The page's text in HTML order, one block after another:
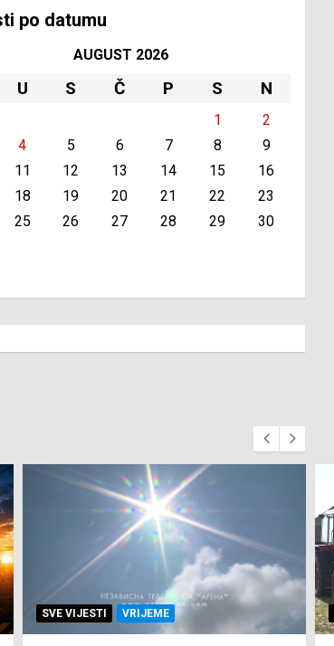
po datumu
AUGUST 2026
U S Č P S N
1
2
4 5 6 7 8
9
11 12 13 14 15
16
18 19 20 21 22
23
25 26 27 28 29
30
SVE VIJESTI ZEMLJA